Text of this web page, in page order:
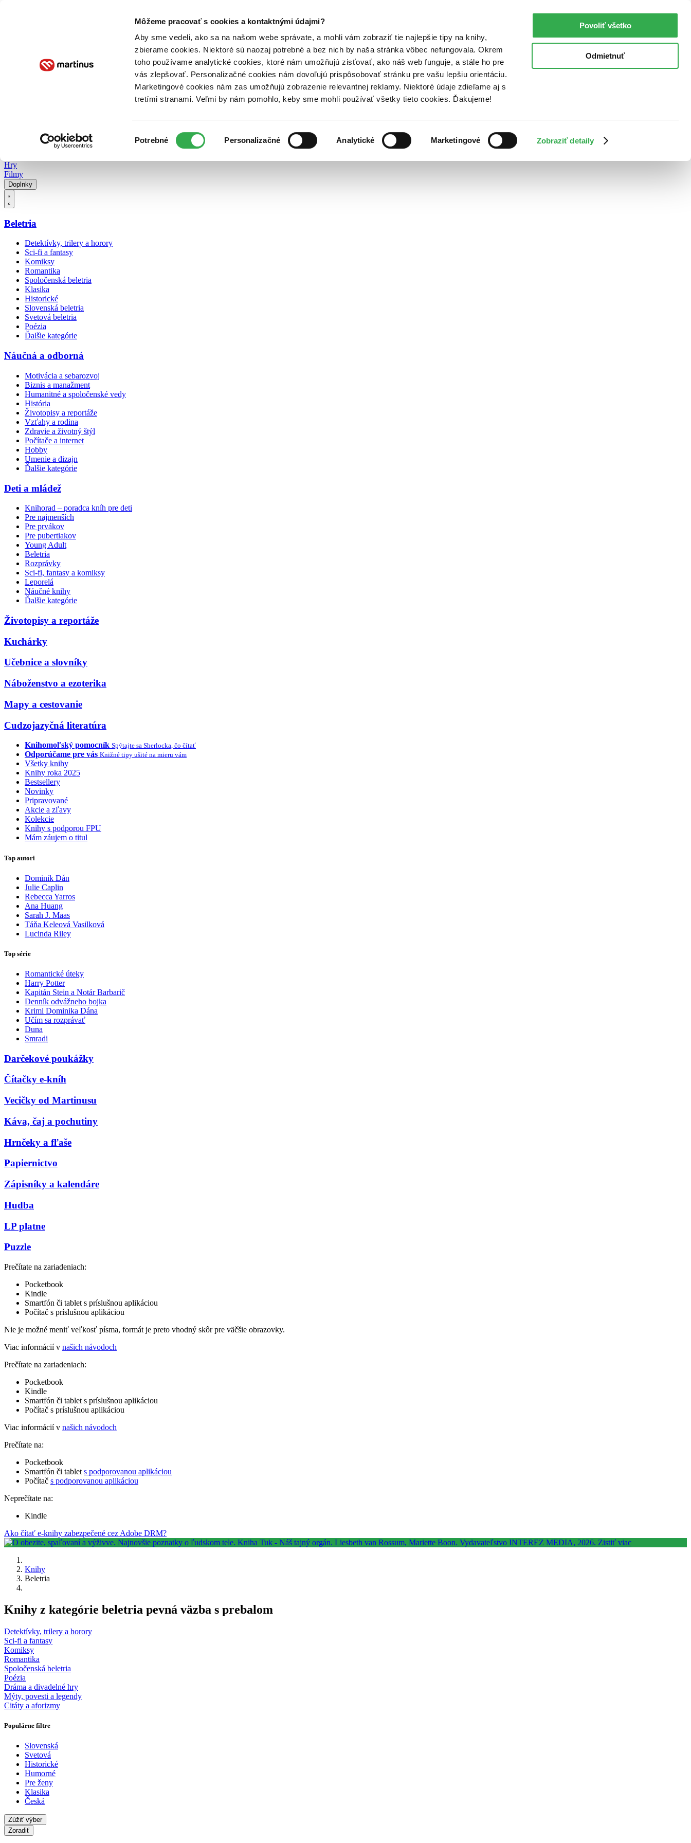
Môžeme pracovať s cookies a kontaktnými údajmi?
Aby sme vedeli, ako sa na našom webe správate, a mohli vám zobraziť tie najlepšie tipy na knihy,
zbierame cookies. Niektoré sú naozaj potrebné a bez nich by naša stránka vôbec nefungovala. Okrem
toho používame analytické cookies, ktoré nám umožňujú zisťovať, ako náš web funguje, a stále ho pre
vás zlepšovať. Personalizačné cookies nám dovoľujú prispôsobovať stránku pre vašu lepšiu orientáciu.
Marketingové cookies nám zas umožňujú zobrazenie relevantnej reklamy. Niektoré údaje zdieľame aj s
tretími stranami. Veľmi by nám pomohlo, keby sme mohli používať všetky tieto cookies. Ďakujeme!
súhlasu
Potrebné Personalizačné Analytické Marketingové Zobraziť detaily
Povoliť všetko
Odmietnuť
Poukážky Kontakt
Hry
Filmy
Doplnky
Beletria
Detektívky, trilery a horory
Sci-fi a fantasy
Komiksy
Romantika
Spoločenská beletria
Klasika
Historické
Slovenská beletria
Svetová beletria
Poézia
Ďalšie kategórie
Náučná a odborná
Motivácia a sebarozvoj
Biznis a manažment
Humanitné a spoločenské vedy
História
Životopisy a reportáže
Vzťahy a rodina
Zdravie a životný štýl
Počítače a internet
Hobby
Umenie a dizajn
Ďalšie kategórie
Deti a mládež
Knihorad – poradca kníh pre deti
Pre najmenších
Pre prvákov
Pre pubertiakov
Young Adult
Beletria
Rozprávky
Sci-fi, fantasy a komiksy
Leporelá
Náučné knihy
Ďalšie kategórie
Životopisy a reportáže
Kuchárky
Učebnice a slovníky
Náboženstvo a ezoterika
Mapy a cestovanie
Cudzojazyčná literatúra
Knihomoľský pomocník Spýtajte sa Sherlocka, čo čítať
Odporúčame pre vás Knižné tipy ušité na mieru vám
Všetky knihy
Knihy roka 2025
Bestsellery
Novinky
Pripravované
Akcie a zľavy
Kolekcie
Knihy s podporou FPU
Mám záujem o titul
Top autori
Dominik Dán
Julie Caplin
Rebecca Yarros
Ana Huang
Sarah J. Maas
Táňa Keleová Vasilková
Lucinda Riley
Top série
Romantické úteky
Harry Potter
Kapitán Stein a Notár Barbarič
Denník odvážneho bojka
Krimi Dominika Dána
Učím sa rozprávať
Duna
Smradi
Darčekové poukážky
Čítačky e-kníh
Vecičky od Martinusu
Káva, čaj a pochutiny
Hrnčeky a fľaše
Papiernictvo
Zápisníky a kalendáre
Hudba
LP platne
Puzzle
Prečítate na zariadeniach:
Pocketbook
Kindle
Smartfón či tablet s príslušnou aplikáciou
Počítač s príslušnou aplikáciou
Nie je možné meniť veľkosť písma, formát je preto vhodný skôr pre väčšie obrazovky.
Viac informácií v našich návodoch
Prečítate na zariadeniach:
Pocketbook
Kindle
Smartfón či tablet s príslušnou aplikáciou
Počítač s príslušnou aplikáciou
Viac informácií v našich návodoch
Prečítate na:
Pocketbook
Smartfón či tablet s podporovanou aplikáciou
Počítač s podporovanou aplikáciou
Neprečítate na:
Kindle
Ako čítať e-knihy zabezpečené cez Adobe DRM?
Knihy
Beletria
Knihy z kategórie beletria pevná väzba s prebalom
Detektívky, trilery a horory
Sci-fi a fantasy
Komiksy
Romantika
Spoločenská beletria
Poézia
Dráma a divadelné hry
Mýty, povesti a legendy
Citáty a aforizmy
Populárne filtre
Slovenská
Svetová
Historické
Humorné
Pre ženy
Klasika
Česká
Zúžiť výber
Zoradiť